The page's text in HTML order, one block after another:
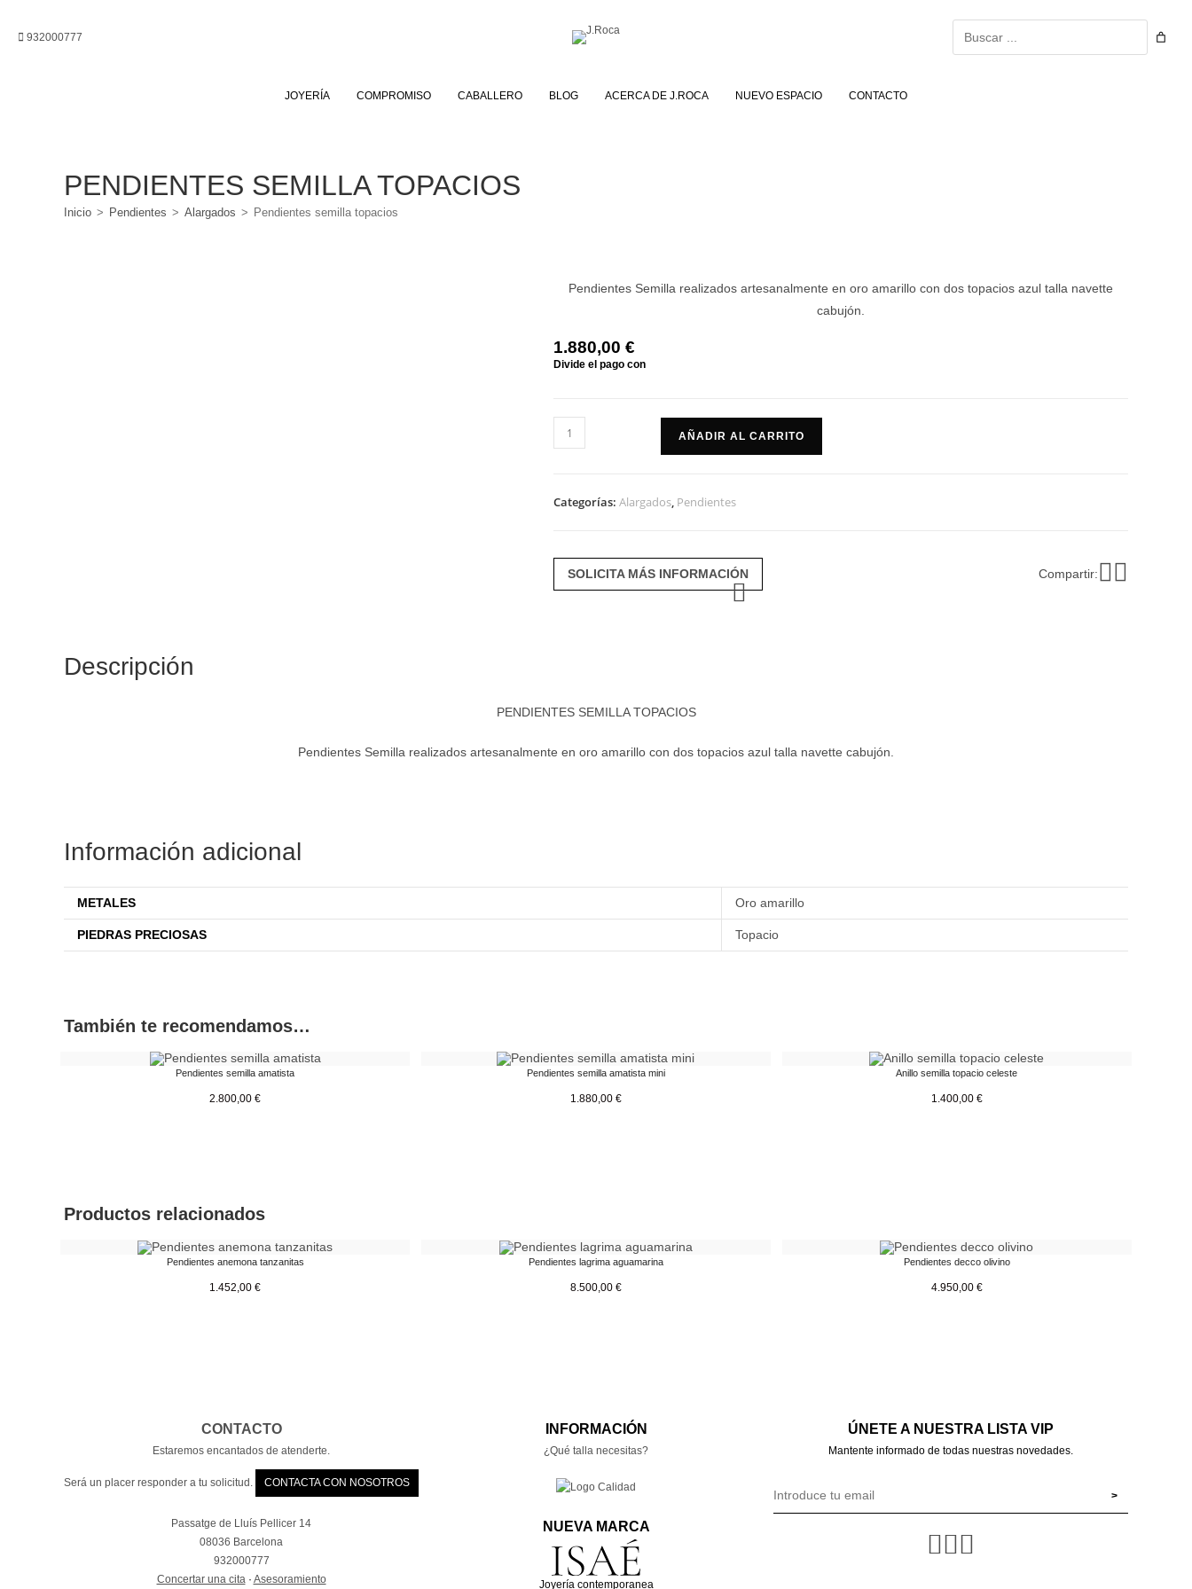
932000777
JOYERÍA COMPROMISO CABALLERO BLOG ACERCA DE J.ROCA NUEVO ESPACIO CONTACTO
PENDIENTES SEMILLA TOPACIOS
Inicio > Pendientes > Alargados > Pendientes semilla topacios
Pendientes Semilla realizados artesanalmente en oro amarillo con dos topacios azul talla navette
cabujón.
1.880,00 €
Pendientes
semilla
cantidad
AÑADIR AL CARRITO
Categorías: Alargados, Pendientes
SOLICITA MÁS INFORMACIÓN Compartir:
Descripción
PENDIENTES SEMILLA TOPACIOS
Pendientes Semilla realizados artesanalmente en oro amarillo con dos topacios azul talla navette cabujón.
Información adicional
METALES Oro amarillo
PIEDRAS PRECIOSAS Topacio
También te recomendamos…
Pendientes semilla amatista
2.800,00€
Pendientes semilla amatista mini
1.880,00 €
Anillo semilla topacio celeste
1.400,00 €
Productos relacionados
Pendientes anemona tanzanitas
1.452,00€
Pendientes lagrima aguamarina
8.500,00 €
Pendientes decco olivino
4.950,00 €
CONTACTO
Estaremos encantados de atenderte.
Será un placer responder a tu solicitud. CONTACTA CON NOSOTROS
Passatge de Lluís Pellicer 14
08036 Barcelona
932000777
Concertar una cita · Asesoramiento
INFORMACIÓN
¿Qué talla necesitas?
NUEVA MARCA
Joyería contemporanea
ÚNETE A NUESTRA LISTA VIP
Mantente informado de todas nuestras novedades.